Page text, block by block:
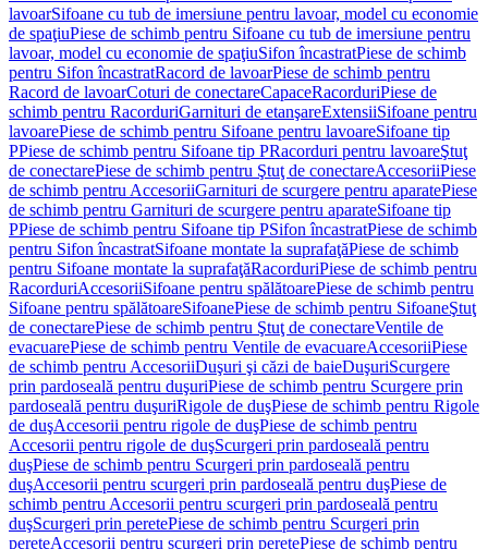
lavoarSifoane cu tub de imersiune pentru lavoar, model cu economie
de spaţiuPiese de schimb pentru Sifoane cu tub de imersiune pentru
lavoar, model cu economie de spaţiuSifon încastratPiese de schimb
pentru Sifon încastratRacord de lavoarPiese de schimb pentru
Racord de lavoarCoturi de conectareCapaceRacorduriPiese de
schimb pentru RacorduriGarnituri de etanşareExtensiiSifoane pentru
lavoarePiese de schimb pentru Sifoane pentru lavoareSifoane tip
PPiese de schimb pentru Sifoane tip PRacorduri pentru lavoareŞtuţ
de conectarePiese de schimb pentru Ştuţ de conectareAccesoriiPiese
de schimb pentru AccesoriiGarnituri de scurgere pentru aparatePiese
de schimb pentru Garnituri de scurgere pentru aparateSifoane tip
PPiese de schimb pentru Sifoane tip PSifon încastratPiese de schimb
pentru Sifon încastratSifoane montate la suprafaţăPiese de schimb
pentru Sifoane montate la suprafaţăRacorduriPiese de schimb pentru
RacorduriAccesoriiSifoane pentru spălătoarePiese de schimb pentru
Sifoane pentru spălătoareSifoanePiese de schimb pentru SifoaneŞtuţ
de conectarePiese de schimb pentru Ştuţ de conectareVentile de
evacuarePiese de schimb pentru Ventile de evacuareAccesoriiPiese
de schimb pentru AccesoriiDuşuri şi căzi de baieDuşuriScurgere
prin pardoseală pentru duşuriPiese de schimb pentru Scurgere prin
pardoseală pentru duşuriRigole de duşPiese de schimb pentru Rigole
de duşAccesorii pentru rigole de duşPiese de schimb pentru
Accesorii pentru rigole de duşScurgeri prin pardoseală pentru
duşPiese de schimb pentru Scurgeri prin pardoseală pentru
duşAccesorii pentru scurgeri prin pardoseală pentru duşPiese de
schimb pentru Accesorii pentru scurgeri prin pardoseală pentru
duşScurgeri prin peretePiese de schimb pentru Scurgeri prin
pereteAccesorii pentru scurgeri prin peretePiese de schimb pentru